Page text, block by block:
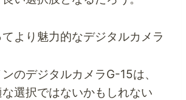
より魅力的なデジタルカメラ
のデジタルカメラG-15は、
選択ではないかもしれない